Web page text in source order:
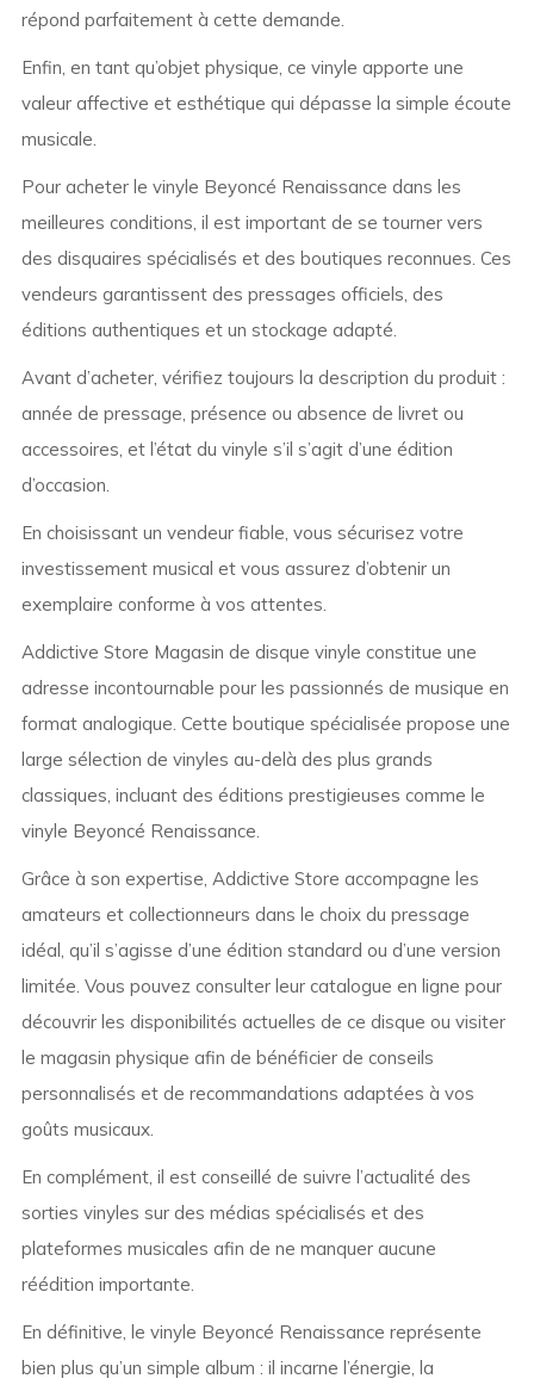
répond parfaitement à cette demande.
Enfin, en tant qu’objet physique, ce vinyle apporte une
valeur affective et esthétique qui dépasse la simple écoute
musicale.
Pour acheter le vinyle Beyoncé Renaissance dans les
meilleures conditions, il est important de se tourner vers
des disquaires spécialisés et des boutiques reconnues. Ces
vendeurs garantissent des pressages officiels, des
éditions authentiques et un stockage adapté.
Avant d’acheter, vérifiez toujours la description du produit :
année de pressage, présence ou absence de livret ou
accessoires, et l’état du vinyle s’il s’agit d’une édition
d’occasion.
En choisissant un vendeur fiable, vous sécurisez votre
investissement musical et vous assurez d’obtenir un
exemplaire conforme à vos attentes.
Addictive Store Magasin de disque vinyle constitue une
adresse incontournable pour les passionnés de musique en
format analogique. Cette boutique spécialisée propose une
large sélection de vinyles au-delà des plus grands
classiques, incluant des éditions prestigieuses comme le
vinyle Beyoncé Renaissance.
Grâce à son expertise, Addictive Store accompagne les
amateurs et collectionneurs dans le choix du pressage
idéal, qu’il s’agisse d’une édition standard ou d’une version
limitée. Vous pouvez consulter leur catalogue en ligne pour
découvrir les disponibilités actuelles de ce disque ou visiter
le magasin physique afin de bénéficier de conseils
personnalisés et de recommandations adaptées à vos
goûts musicaux.
En complément, il est conseillé de suivre l’actualité des
sorties vinyles sur des médias spécialisés et des
plateformes musicales afin de ne manquer aucune
réédition importante.
En définitive, le vinyle Beyoncé Renaissance représente
bien plus qu’un simple album : il incarne l’énergie, la